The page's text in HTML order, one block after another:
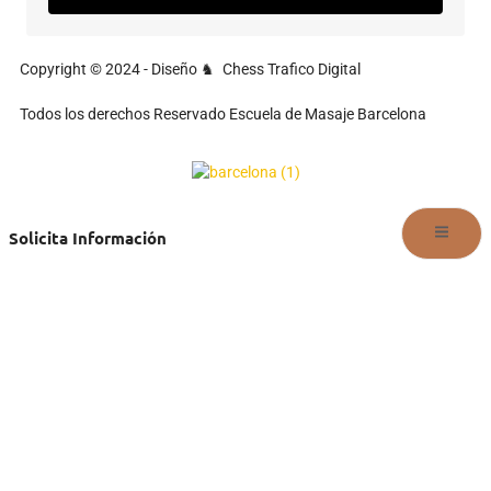
Copyright © 2024 - Diseño ♞ Chess Trafico Digital
Todos los derechos Reservado Escuela de Masaje Barcelona
Solicita Información